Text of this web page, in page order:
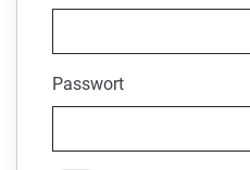
Passwort